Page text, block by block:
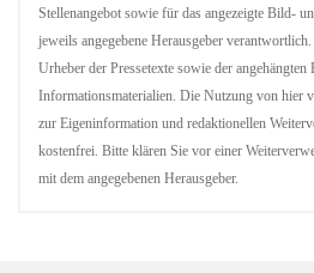
Stellenangebot sowie für das angezeigte Bild-
jeweils angegebene Herausgeber
Urheber der Pressetexte sowie der
Informationsmaterialien. Die Nutzung von hier
zur Eigeninformation und redaktionellen
kostenfrei. Bitte klären Sie vor einer
mit dem angegebenen Herausgeber.